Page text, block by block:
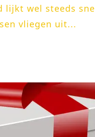
lijkt wel steeds
vliegen uit...